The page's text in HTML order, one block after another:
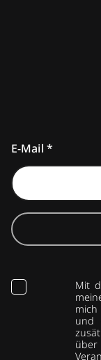
E-Mail *
Mit
und